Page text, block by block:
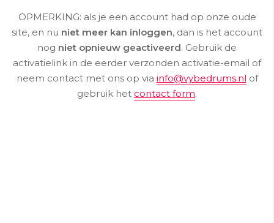
OPMERKING: als je een account had op onze oude
site, en nu niet meer kan inloggen, dan is het account
nog niet opnieuw geactiveerd. Gebruik de
activatielink in de eerder verzonden activatie-email of
neem contact met ons op via info@vybedrums.nl of
gebruik het contact form.